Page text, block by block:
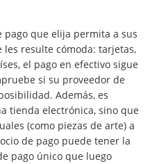
pago que elija permita a sus
resulte cómoda: tarjetas,
el pago en efectivo sigue
si su proveedor de
Además, es
tienda electrónica, sino que
(como piezas de arte) a
de pago puede tener la
pago único que luego